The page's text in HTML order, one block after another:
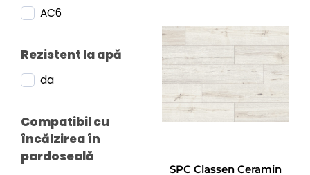
AC6
Rezistent la apă
da
Compatibil cu
încălzirea în
pardoseală
SPC Classen Ceramin